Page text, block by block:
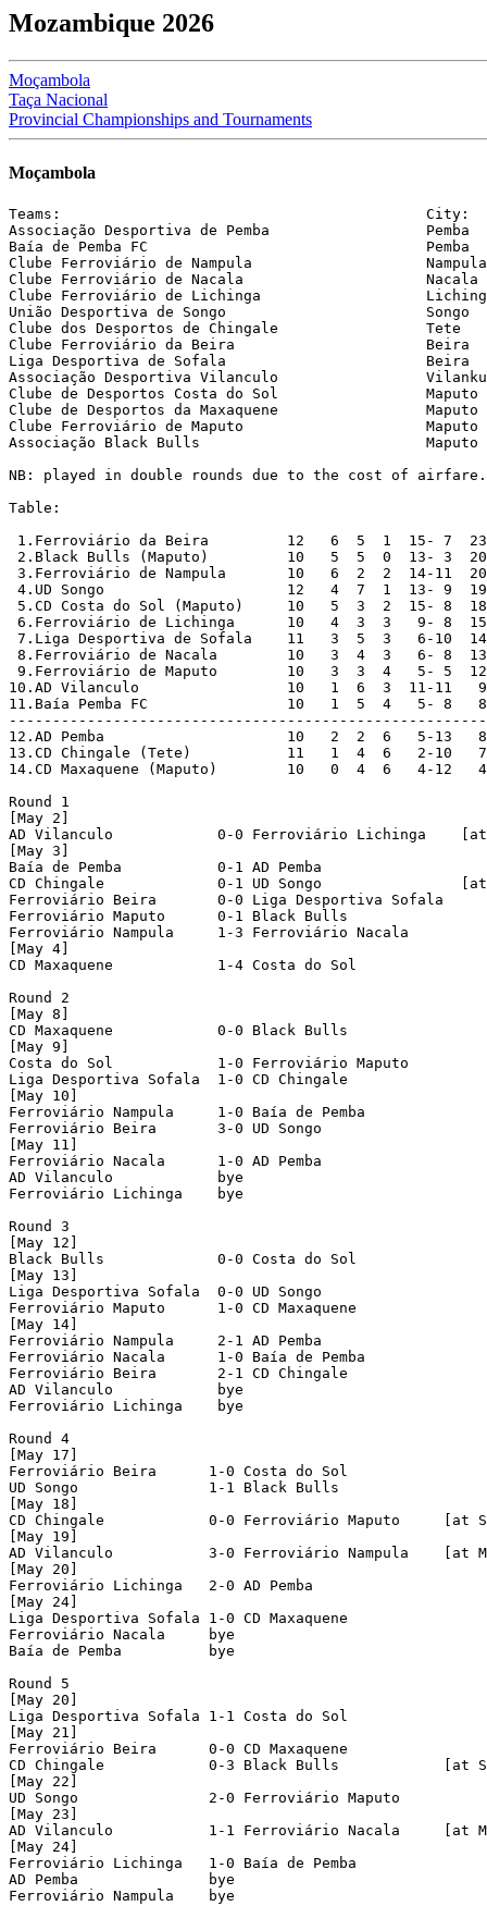
Mozambique 2026
Moçambola
Taça Nacional
Provincial Championships and Tournaments
Moçambola
Teams:                                          City:
Associação Desportiva de Pemba                  Pemba
Baía de Pemba FC                                Pemba
Clube Ferroviário de Nampula
Clube Ferroviário de Nacala
Clube Ferroviário de Lichinga
União Desportiva de Songo
Clube dos Desportos de Chingale
Clube Ferroviário da Beira                      Beira
Liga Desportiva de Sofala                       Beira
Associação Desportiva Vilanculo
Clube de Desportos Costa do Sol
Clube de Desportos da Maxaquene
Clube Ferroviário de Maputo                     Maputo
Associação Black Bulls                          Maputo
NB: played in double rounds due to the cost of airfare.
Table:
1.Ferroviário da Beira         12   6  5  1  15- 7  23
2.Black Bulls (Maputo)         10   5  5  0  13- 3  20
3.Ferroviário de Nampula       10   6  2  2  14-11  20
4.UD Songo                     12   4  7  1  13- 9
5.CD Costa do Sol (Maputo)     10   5  3  2  15- 8  18
6.Ferroviário de Lichinga      10   4  3  3   9- 8  15
7.Liga Desportiva de Sofala    11   3  5  3   6-10
8.Ferroviário de Nacala        10   3  4  3   6- 8  13
9.Ferroviário de Maputo        10   3  3  4   5- 5  12
10.AD Vilanculo                 10   1  6  3  11-11   9
11.Baía Pemba FC                10   1  5  4   5- 8   8
-------------------------------------------------------
12.AD Pemba                     10   2  2  6   5-13
13.CD Chingale (Tete)           11   1  4  6   2-10   7
14.CD Maxaquene (Maputo)        10   0  4  6   4-12
Round 1
[May 2]
AD Vilanculo            0-0 Ferroviário Lichinga    [at
[May 3]
Baía de Pemba           0-1 AD Pemba
CD Chingale             0-1 UD Songo                [at
Ferroviário Beira       0-0 Liga Desportiva Sofala
Ferroviário Maputo      0-1 Black Bulls
Ferroviário Nampula     1-3 Ferroviário Nacala
[May 4]
CD Maxaquene            1-4 Costa do Sol
Round 2
[May 8]
CD Maxaquene            0-0 Black Bulls
[May 9]
Costa do Sol            1-0 Ferroviário Maputo
Liga Desportiva Sofala  1-0 CD Chingale
[May 10]
Ferroviário Nampula     1-0 Baía de Pemba
Ferroviário Beira       3-0 UD Songo
[May 11]
Ferroviário Nacala      1-0 AD Pemba
AD Vilanculo            bye
Ferroviário Lichinga    bye
Round 3
[May 12]
Black Bulls             0-0 Costa do Sol
[May 13]
Liga Desportiva Sofala  0-0 UD Songo
Ferroviário Maputo      1-0 CD Maxaquene
[May 14]
Ferroviário Nampula     2-1 AD Pemba
Ferroviário Nacala      1-0 Baía de Pemba
Ferroviário Beira       2-1 CD Chingale
AD Vilanculo            bye
Ferroviário Lichinga    bye
Round 4
[May 17]
Ferroviário Beira      1-0 Costa do Sol
UD Songo               1-1 Black Bulls
[May 18]
CD Chingale            0-0 Ferroviário Maputo     [at
[May 19]
AD Vilanculo           3-0 Ferroviário Nampula    [at
[May 20]
Ferroviário Lichinga   2-0 AD Pemba
[May 24]
Liga Desportiva Sofala 1-0 CD Maxaquene
Ferroviário Nacala     bye
Baía de Pemba          bye
Round 5
[May 20]
Liga Desportiva Sofala 1-1 Costa do Sol
[May 21]
Ferroviário Beira      0-0 CD Maxaquene
CD Chingale            0-3 Black Bulls            [at
[May 22]
UD Songo               2-0 Ferroviário Maputo
[May 23]
AD Vilanculo           1-1 Ferroviário Nacala     [at
[May 24]
Ferroviário Lichinga   1-0 Baía de Pemba
AD Pemba               bye
Ferroviário Nampula    bye